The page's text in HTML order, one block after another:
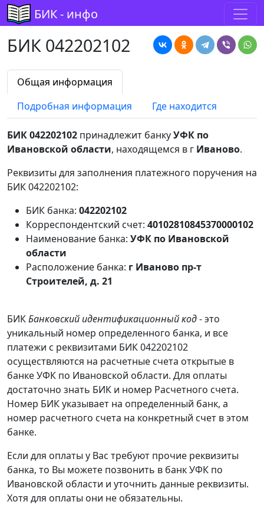
БИК - инфо
БИК 042202102
Общая информация
Подробная информация
Где находится
БИК 042202102 принадлежит банкуУФК по
Ивановской области, находящемся в г Иваново.
Реквизиты для заполнения платежного поручения на
БИК 042202102:
БИК банка: 042202102
Корреспондентский счет: 40102810845370000102
Наименование банка: УФК по Ивановской
области
Расположение банка: г Иваново пр-т
Строителей, д. 21
БИКБанковский идентификационный код- это
уникальный номер определенного банка, и все
платежи с реквизитами БИК 042202102
осуществляются на расчетные счета открытые в
банке УФК по Ивановской области. Для оплаты
достаточно знать БИК и номер Расчетного счета.
Номер БИК указывает на определенный банк, а
номер расчетного счета на конкретный счет в этом
банке.
Если для оплаты у Вас требуют прочие реквизиты
банка, то Вы можете позвонить в банк УФК по
Ивановской области и уточнить данные реквизиты.
Хотя для оплаты они не обязательны.